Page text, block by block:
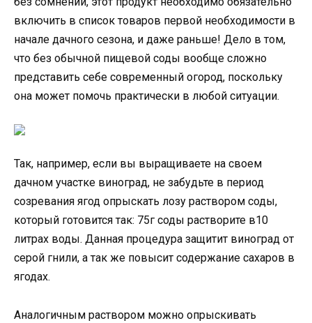
включить в список товаров первой необходимости в
начале дачного сезона, и даже раньше! Дело в том,
что без обычной пищевой соды вообще сложно
представить себе современный огород, поскольку
она может помочь практически в любой ситуации.
Так, например, если вы выращиваете на своем
дачном участке виноград, не забудьте в период
созревания ягод опрыскать лозу раствором соды,
который готовится так: 75г соды растворите в10
литрах воды. Данная процедура защитит виноград от
серой гнили, а так же повысит содержание сахаров в
ягодах.
Аналогичным раствором можно опрыскивать